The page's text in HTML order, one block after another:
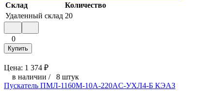
Склад
Количество
Удаленный склад 20
0
Купить
Цена: 1 374 ₽
в наличии / 8 штук
Пускатель ПМЛ-1160М-10А-220AC-УХЛ4-Б КЭАЗ